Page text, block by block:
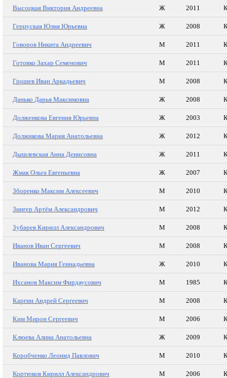
Высоцкая Виктория Андреевна Ж 2011
Герцуская Юлия Юрьевна Ж 2008
Говоров Никита Андреевич М 2011
Готовко Захар Семенович М 2011
Грошев Иван Аркадьевич М 2008
Данько Дарья Максимовна Ж 2008
Долженкова Евгения Юрьевна Ж 2003
Должикова Мария Анатольевна Ж 2012
Дышлевская Анна Денисовна Ж 2011
Жмак Ольга Евгеньевна Ж 2007
Зборенко Максим Алексеевич М 2010
Зингер Артём Александрович М 2012
Зубарев Кирилл Александрович М 2008
Иванов Иван Сергеевич М 2008
Иванова Мария Геннадьевна Ж 2010
Ихсанов Максим Фирдаусович М 1985
Каргин Андрей Сергеевич М 2008
Ким Мирон Сергеевич М 2006
Клюева Алина Анатольевна Ж 2009
Коробченко Леонид Павлович М 2010
Кортюков Кирилл Александрович М 2006